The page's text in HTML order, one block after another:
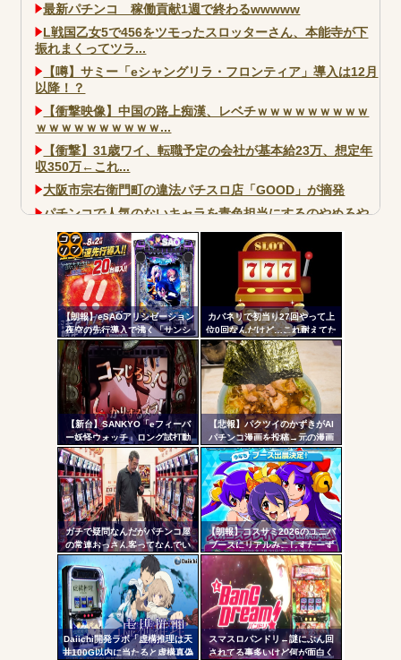
最新パチンコ 稼働貢献1週で終わるwwwww
L戦国乙女5で456をツモったスロッターさん、本能寺が下
振れまくってツラ...
【噂】サミー「eシャングリラ・フロンティア」導入は12月
以降！？
【衝撃映像】中国の路上痴漢、レベチｗｗｗｗｗｗｗｗｗ
ｗｗｗｗｗｗｗｗｗｗ...
【衝撃】31歳ワイ、転職予定の会社が基本給23万、想定年
収350万←これ...
大阪市宗右衛門町の違法パチスロ店「GOOD」が摘発
パチンコで人気のないキャラを青色担当にするのやめろや
ワイ、パチンコ屋店員の目の前で会員カードを握り潰し
「今までありがとう」と...
無職のパチンコカス(22)なんやが、ワイの人生どれくらい
ヤバいか教えて？...
AngelBeats!とかいうクソアニメの思い出ｗｗｗ
Powered by livedoor 相互RSS
【朗報】eSAOアリシゼーション
夜空の先行導入で沸く「サンシ
ャインKYORAKU平針」2日連続
で総差枚10万枚超えの祭りを開
催中ｗｗｗｗ
カバネリで初当り27回やって上
位0回なんだけど…これ耐えてた
らそのうち500枚勝ちとか出来る
の！？
【新台】SANKYO「eフィーバ
ー妖怪ウォッチ」ロング試打動
画&反応まとめ！妖怪ウォッチ世
代がパチンコデビューしまくり
そうな予感
【悲報】パクツイのかずきがAI
パチンコ漫画を投稿→元の漫画
を描いた原作者が降臨してしま
う
ガチで疑問なんだがパチンコ屋
の常連おっさん客ってなんでい
つも同じ服着てるの？
【朗報】コスサミ2026のユニバ
ブースにリアルみこしすたーず
が降臨！！！電音部の実機も!？
Daiichi開発ラボ「虚構推理は天
井100G以内に当たると虚構真偽
スマスロバンドリ←謎にぶん回
されてる事多いけど何が面白く
コテ
リン
- 固
定リ
ンク
自動
更新
ツー
ル